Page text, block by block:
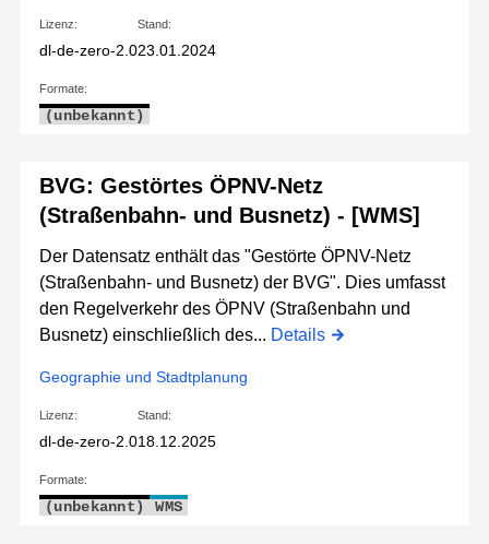
Lizenz:
dl-de-zero-2.0
Stand:
23.01.2024
Formate:
(unbekannt)
BVG: Gestörtes ÖPNV-Netz
(Straßenbahn- und Busnetz) - [WMS]
Der Datensatz enthält das "Gestörte ÖPNV-Netz
(Straßenbahn- und Busnetz) der BVG". Dies umfasst
den Regelverkehr des ÖPNV (Straßenbahn und
Busnetz) einschließlich des... Details
Geographie und Stadtplanung
Lizenz:
dl-de-zero-2.0
Stand:
18.12.2025
Formate:
(unbekannt) WMS